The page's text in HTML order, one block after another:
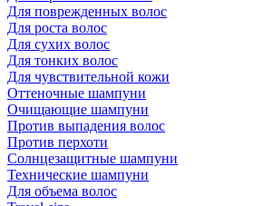
Для поврежденных волос
Для роста волос
Для сухих волос
Для тонких волос
Для чувствительной кожи
Оттеночные шампуни
Очищающие шампуни
Против выпадения волос
Против перхоти
Солнцезащитные шампуни
Технические шампуни
Для объема волос